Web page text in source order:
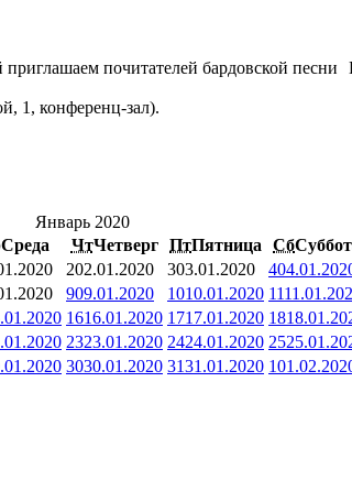
1, конференц-зал).
Январь 2020
Среда ЧтЧетверг ПтПятница Сб
202.01.2020 303.01.2020 4
909.01.2020 1010.01.2020 11
1616.01.2020 1717.01.2020 18
2323.01.2020 2424.01.2020 25
3030.01.2020 3131.01.2020 1